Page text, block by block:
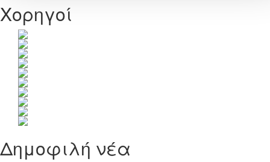
Χορηγοί
Δημοφιλή νέα